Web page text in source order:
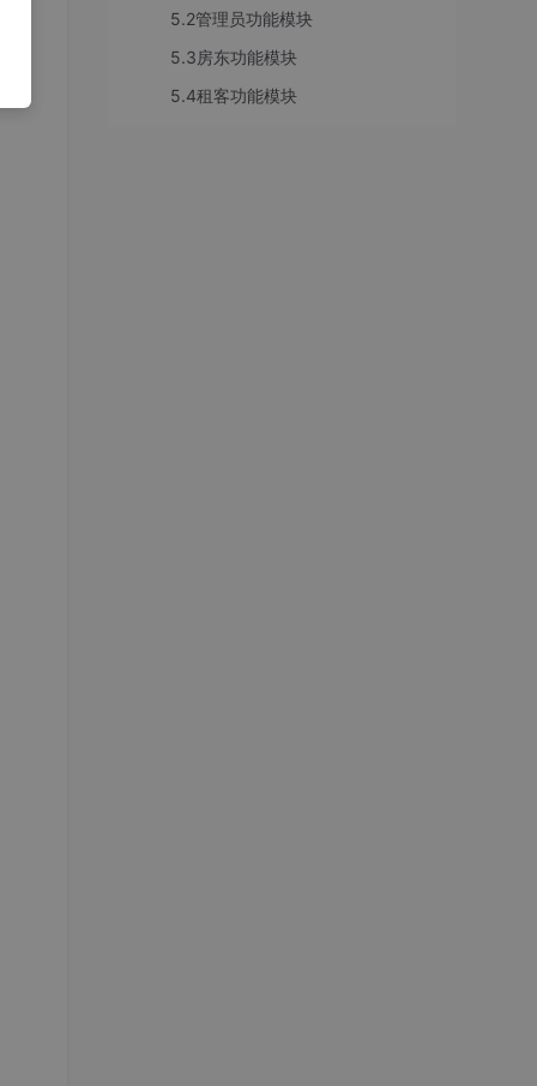
5.2管理员功能模块
5.3房东功能模块
5.4租客功能模块